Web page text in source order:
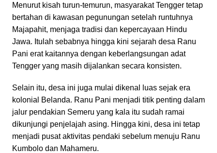
Menurut kisah turun-temurun, masyarakat Tengger tetap
bertahan di kawasan pegunungan setelah runtuhnya
Majapahit, menjaga tradisi dan kepercayaan Hindu
Jawa. Itulah sebabnya hingga kini sejarah desa Ranu
Pani erat kaitannya dengan keberlangsungan adat
Tengger yang masih dijalankan secara konsisten.
Selain itu, desa ini juga mulai dikenal luas sejak era
kolonial Belanda. Ranu Pani menjadi titik penting dalam
jalur pendakian Semeru yang kala itu sudah ramai
dikunjungi penjelajah asing. Hingga kini, desa ini tetap
menjadi pusat aktivitas pendaki sebelum menuju Ranu
Kumbolo dan Mahameru.